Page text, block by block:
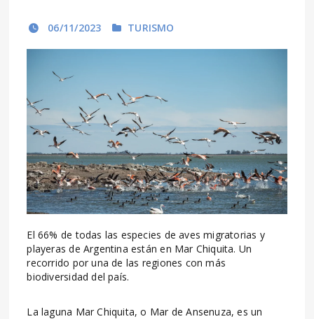
06/11/2023 TURISMO
El 66% de todas las especies de aves migratorias y
playeras de Argentina están en Mar Chiquita. Un
recorrido por una de las regiones con más
biodiversidad del país.
La laguna Mar Chiquita, o Mar de Ansenuza, es un